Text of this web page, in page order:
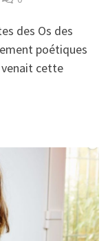
des Os des
poétiques
venait cette